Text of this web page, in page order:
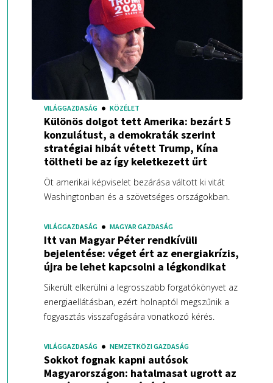
VILÁGGAZDASÁG KÖZÉLET
Különös dolgot tett Amerika: bezárt 5
konzulátust, a demokraták szerint
stratégiai hibát vétett Trump, Kína
töltheti be az így keletkezett űrt
Öt amerikai képviselet bezárása váltott ki vitát
Washingtonban és a szövetséges országokban.
VILÁGGAZDASÁG MAGYAR GAZDASÁG
Itt van Magyar Péter rendkívüli
bejelentése: véget ért az energiakrízis,
újra be lehet kapcsolni a légkondikat
Sikerült elkerülni a legrosszabb forgatókönyvet az
energiaellátásban, ezért holnaptól megszűnik a
fogyasztás visszafogására vonatkozó kérés.
VILÁGGAZDASÁG NEMZETKÖZI GAZDASÁG
Sokkot fognak kapni autósok
Magyarországon: hatalmasat ugrott az